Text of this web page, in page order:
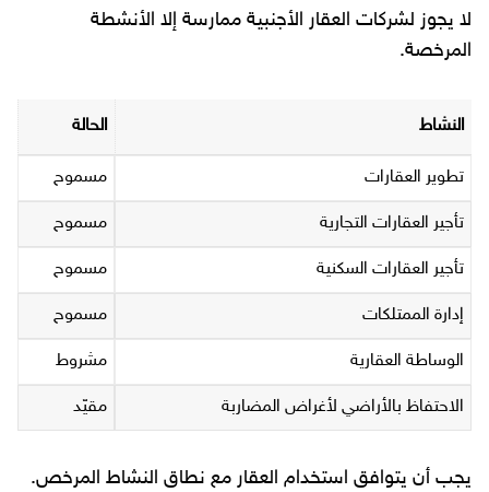
لا يجوز لشركات العقار الأجنبية ممارسة إلا الأنشطة
المرخصة.
النشاط الحالة
تطوير العقارات مسموح
تأجير العقارات التجارية مسموح
تأجير العقارات السكنية مسموح
إدارة الممتلكات مسموح
الوساطة العقارية مشروط
الاحتفاظ بالأراضي لأغراض المضاربة مقيّد
يجب أن يتوافق استخدام العقار مع نطاق النشاط المرخص.